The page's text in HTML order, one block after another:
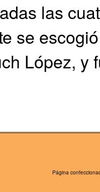
las
se
López, y
Página